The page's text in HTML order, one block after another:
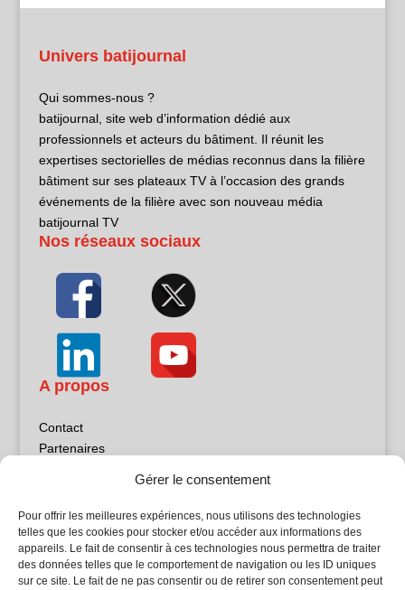
Gérer le consentement
Pour offrir les meilleures expériences, nous utilisons des technologies
telles que les cookies pour stocker et/ou accéder aux informations des
appareils. Le fait de consentir à ces technologies nous permettra de traiter
des données telles que le comportement de navigation ou les ID uniques
sur ce site. Le fait de ne pas consentir ou de retirer son consentement peut
Univers batijournal
Qui sommes-nous ?
batijournal, site web d’information dédié aux
professionnels et acteurs du bâtiment. Il réunit les
expertises sectorielles de médias reconnus dans la filière
bâtiment sur ses plateaux TV à l’occasion des grands
événements de la filière avec son nouveau média
batijournal TV
Nos réseaux sociaux
A propos
Contact
Partenaires
Politique de confidentialité
Sites partenaires
5Façades